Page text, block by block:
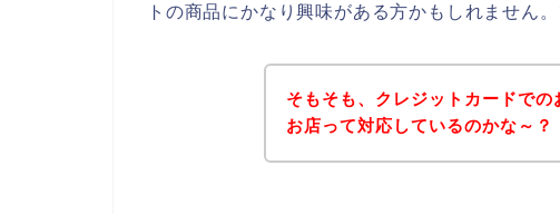
トの商品にかなり興味がある方かもしれません。
そもそも、クレジットカードで
お店って対応しているのかな～？